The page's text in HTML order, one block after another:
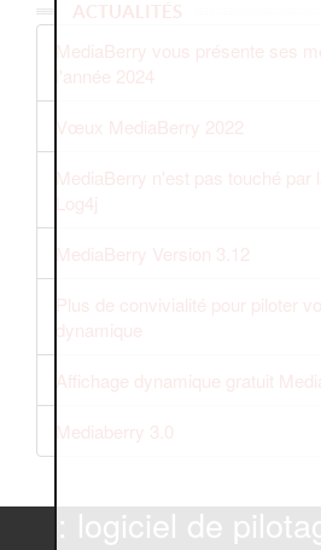
ACTUALITÉS
MediaBerry vous présente ses
l'année 2024
Vœux MediaBerry 2022
MediaBerry n'est pas touché par
Log4j
MediaBerry Version 3.12
Plus de convivialité pour piloter
dynamique
Affichage dynamique gratuit
Mediaberry 3.0
: logiciel de